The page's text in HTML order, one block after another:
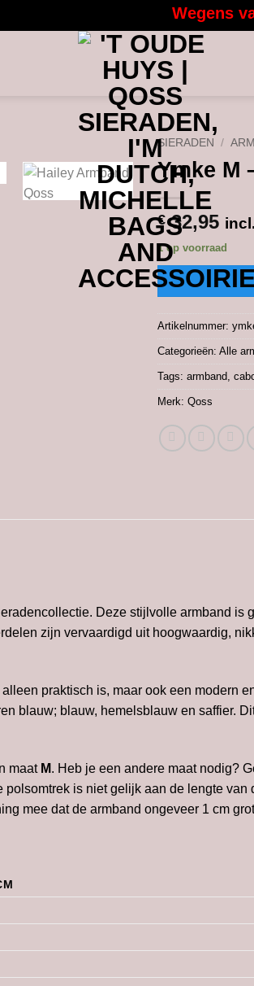
Wegens
SIERADEN /
Ymke M
€32,95
1 op voorraad
Artikelnummer:
Categorieën: Alle
Tags: armband,
Merk: Qoss
Deze stijlvolle armband is
zijn vervaardigd uit hoogwaardig,
praktisch is, maar ook een modern
blauw; blauw, hemelsblauw en saffier.
maat M. Heb je een andere maat nodig?
is niet gelijk aan de lengte
mee dat de armband ongeveer 1 cm